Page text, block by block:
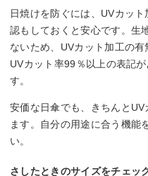
日焼けを防ぐには、UVカッ
認もしておくと安心です。生
ないため、UVカット加工の有
UVカット率99％以上の表記
す。
安価な日傘でも、きちんと
ます。自分の用途に合う機能
い。
さしたときのサイズをチェッ